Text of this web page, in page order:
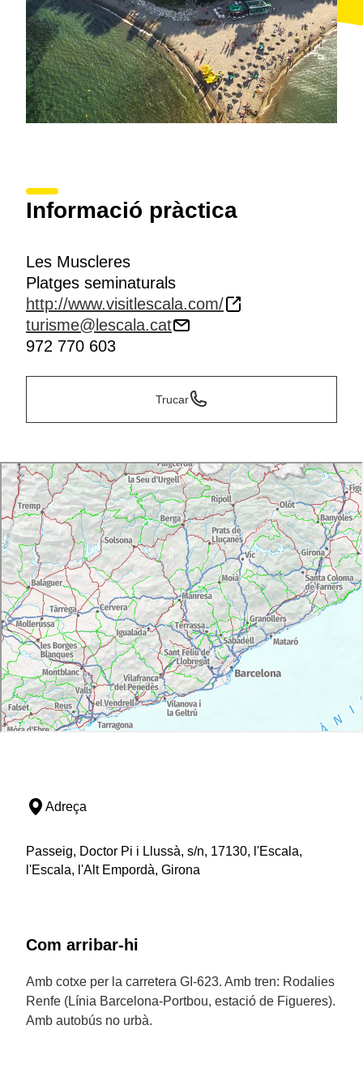
Informació pràctica
Les Muscleres
Platges seminaturals
http://www.visitlescala.com/
turisme@lescala.cat
972 770 603
Trucar
Adreça
Passeig, Doctor Pi i Llussà, s/n, 17130, l'Escala,
l'Escala, l'Alt Empordà, Girona
Com arribar-hi
Amb cotxe per la carretera GI-623. Amb tren: Rodalies
Renfe (Línia Barcelona-Portbou, estació de Figueres).
Amb autobús no urbà.